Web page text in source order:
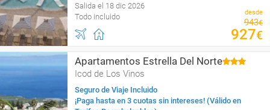
Salida el 18 dic 2026
Todo incluido
desde
943€
927€
Apartamentos Estrella Del Norte
Icod de Los Vinos
Seguro de Viaje Incluido
¡Paga hasta en 3 cuotas sin intereses! (Válido en